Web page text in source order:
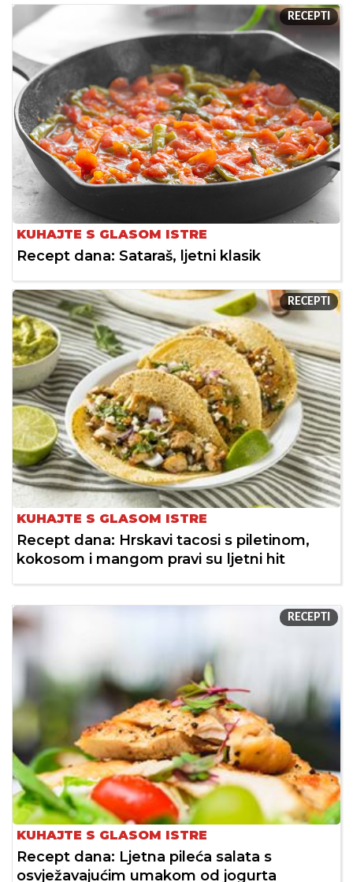
RECEPTI
KUHAJTE S GLASOM ISTRE
Recept dana: Sataraš, ljetni klasik
RECEPTI
KUHAJTE S GLASOM ISTRE
Recept dana: Hrskavi tacosi s piletinom,
kokosom i mangom pravi su ljetni hit
RECEPTI
KUHAJTE S GLASOM ISTRE
Recept dana: Ljetna pileća salata s
osvježavajućim umakom od jogurta